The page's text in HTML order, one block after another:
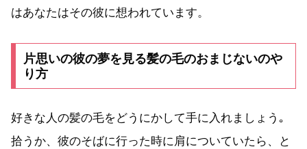
はあなたはその彼に想われています。
片思いの彼の夢を見る髪の毛のおまじないのや
り方
好きな人の髪の毛をどうにかして手に入れましょう｡
拾うか、彼のそばに行った時に肩についていたら、と